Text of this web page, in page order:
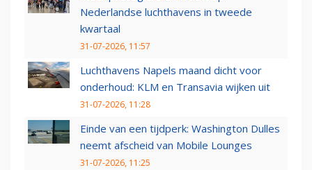
Nederlandse luchthavens in tweede
kwartaal
31-07-2026, 11:57
Luchthavens Napels maand dicht voor
onderhoud: KLM en Transavia wijken uit
31-07-2026, 11:28
Einde van een tijdperk: Washington Dulles
neemt afscheid van Mobile Lounges
31-07-2026, 11:25